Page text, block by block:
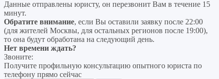
Данные отправлены юристу, он перезвонит Вам в течение 15
минут.
Обратите внимание, если Вы оставили заявку после 22:00
(для жителей Москвы, для остальных регионов после 19:00),
то она будут обработана на следующий день.
Нет времени ждать?
Звоните:
Получите профильную консультацию опытного юриста по
телефону прямо сейчас